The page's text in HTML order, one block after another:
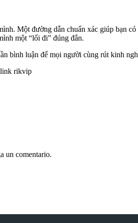
Một đường dẫn chuẩn xác giúp bạn
một “lối đi” đúng đắn.
bình luận để mọi người cùng rút kinh
un comentario.